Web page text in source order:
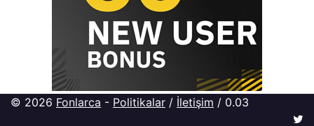
© 2026 Fonlarca - Politikalar / İletişim / 0.03